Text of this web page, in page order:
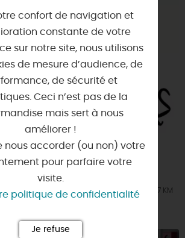
Charpentiers
MIRABEAU À 7 KM
confort de navigation et
constante de votre
sur notre site, nous utilisons
de mesure d’audience, de
de sécurité et
Ceci n’est pas de la
mais sert à nous
améliorer !
nous accorder (ou non) votre
pour parfaire votre
visite.
politique de confidentialité
Je refuse